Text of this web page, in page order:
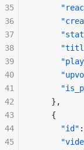
    },
    {
"id" :
35
36
37
38
39
40
41
42
43
44
45